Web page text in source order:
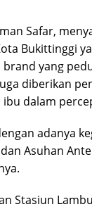
Safar,
Bukittinggi
brand yang
diberikan
ibu dalam
adanya
Asuhan
Stasiun